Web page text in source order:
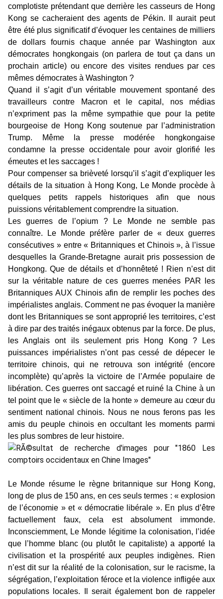
complotiste prétendant que derrière les casseurs de Hong
Kong se cacheraient des agents de Pékin. Il aurait peut
être été plus significatif d’évoquer les centaines de milliers
de dollars fournis chaque année par Washington aux
démocrates hongkongais (on parlera de tout ça dans un
prochain article) ou encore des visites rendues par ces
mêmes démocrates à Washington ?
Quand il s’agit d’un véritable mouvement spontané des
travailleurs contre Macron et le capital, nos médias
n’expriment pas la même sympathie que pour la petite
bourgeoise de Hong Kong soutenue par l’administration
Trump. Même la presse modérée hongkongaise
condamne la presse occidentale pour avoir glorifié les
émeutes et les saccages !
Pour compenser sa brièveté lorsqu’il s’agit d’expliquer les
détails de la situation à Hong Kong, Le Monde procède à
quelques petits rappels historiques afin que nous
puissions véritablement comprendre la situation.
Les guerres de l’opium ? Le Monde ne semble pas
connaître. Le Monde préfère parler de « deux guerres
consécutives » entre « Britanniques et Chinois », à l’issue
desquelles la Grande-Bretagne aurait pris possession de
Hongkong. Que de détails et d’honnêteté ! Rien n’est dit
sur la véritable nature de ces guerres menées PAR les
Britanniques AUX Chinois afin de remplir les poches des
impérialistes anglais. Comment ne pas évoquer la manière
dont les Britanniques se sont approprié les territoires, c’est
à dire par des traités inégaux obtenus par la force. De plus,
les Anglais ont ils seulement pris Hong Kong ? Les
puissances impérialistes n’ont pas cessé de dépecer le
territoire chinois, qui ne retrouva son intégrité (encore
incomplète) qu’après la victoire de l’Armée populaire de
libération. Ces guerres ont saccagé et ruiné la Chine à un
tel point que le « siècle de la honte » demeure au cœur du
sentiment national chinois. Nous ne nous ferons pas les
amis du peuple chinois en occultant les moments parmi
les plus sombres de leur histoire.
Le Monde résume le règne britannique sur Hong Kong,
long de plus de 150 ans, en ces seuls termes : « explosion
de l’économie » et « démocratie libérale ». En plus d’être
factuellement faux, cela est absolument immonde.
Inconsciemment, Le Monde légitime la colonisation, l’idée
que l’homme blanc (ou plutôt le capitaliste) a apporté la
civilisation et la prospérité aux peuples indigènes. Rien
n’est dit sur la réalité de la colonisation, sur le racisme, la
ségrégation, l’exploitation féroce et la violence infligée aux
populations locales. Il serait également bon de rappeler